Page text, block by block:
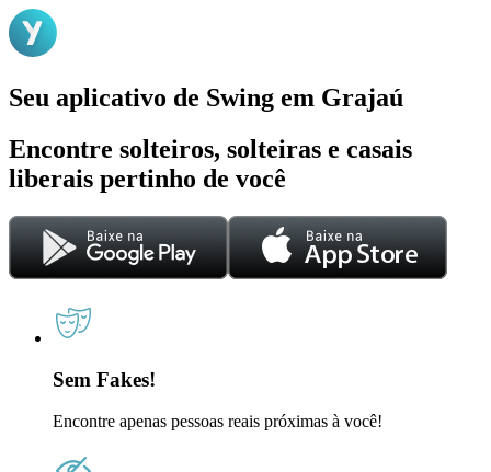
Seu aplicativo de Swing em Grajaú
Encontre solteiros, solteiras e casais
liberais pertinho de você
Sem Fakes!
Encontre apenas pessoas reais próximas à você!